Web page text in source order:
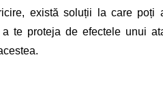
există soluții la care poți
a te proteja de efectele unui